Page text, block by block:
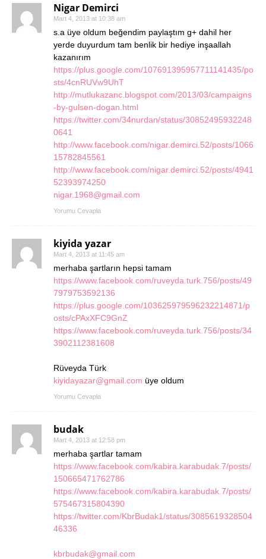
Nigar Demirci
Mart 4, 2013 at 10:38 am
s.a üye oldum beğendim paylaştım g+ dahil her
yerde duyurdum tam benlik bir hediye inşaallah
kazanırım
https://plus.google.com/107691395957711141435/po
sts/4cnRUVw9UhT
http://mutlukazanc.blogspot.com/2013/03/campaigns
-by-gulsen-dogan.html
https://twitter.com/34nurdan/status/30852495932248
0641
http://www.facebook.com/nigar.demirci.52/posts/1066
15782845561
http://www.facebook.com/nigar.demirci.52/posts/4941
52393974250
nigar.1968@gmail.com
Yorumu Cevapla
kiyida yazar
Mart 4, 2013 at 11:45 am
merhaba şartların hepsi tamam
https://www.facebook.com/ruveyda.turk.756/posts/49
7979753592136
https://plus.google.com/103625979596232214871/p
osts/cPAxXFC9GnZ
https://www.facebook.com/ruveyda.turk.756/posts/34
3902112381608
Rüveyda Türk
kiyidayazar@gmail.com üye oldum
Yorumu Cevapla
budak
Mart 4, 2013 at 12:58 pm
merhaba şartlar tamam
https://www.facebook.com/kabira.karabudak.7/posts/
150665471762786
https://www.facebook.com/kabira.karabudak.7/posts/
575467315804390
https://twitter.com/KbrBudak1/status/3085619328504
46336
kbrbudak@gmail.com